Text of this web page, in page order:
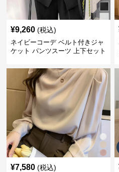
¥9,260 (税込)
ネイビーコーデ ベルト付きジャ
ケット パンツスーツ 上下セット
¥7,580 (税込)